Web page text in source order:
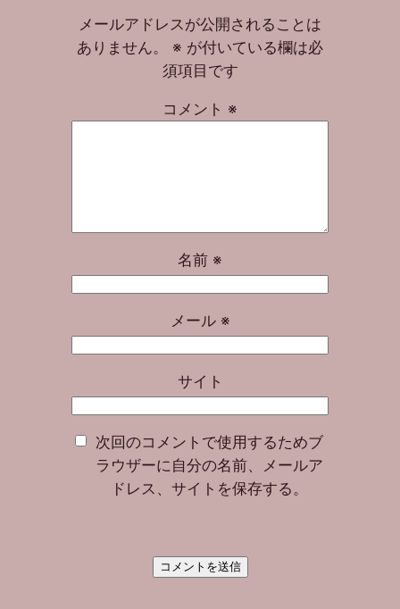
メールアドレスが公開されることは
ありません。
※ が付いている欄は必
須項目です
コメント ※
名前 ※
メール ※
サイト
次回のコメントで使用するためブ
ラウザーに自分の名前、メールア
ドレス、サイトを保存する。